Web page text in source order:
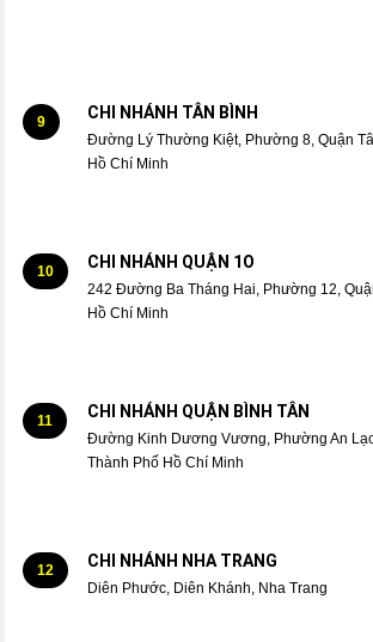
9 CHI NHÁNH TÂN BÌNH
Đường Lý Thường Kiệt, Phường 8, Quận
Hồ Chí Minh
10 CHI NHÁNH QUẬN 1O
242 Đường Ba Tháng Hai, Phường 12,
Hồ Chí Minh
11 CHI NHÁNH QUẬN BÌNH TÂN
Đường Kinh Dương Vương, Phường An
Thành Phố Hồ Chí Minh
12 CHI NHÁNH NHA TRANG
Diên Phước, Diên Khánh, Nha Trang